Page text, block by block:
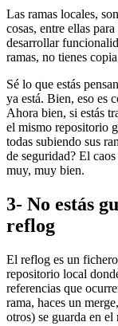
Las ramas locales,
cosas, entre ellas
desarrollar
ramas, no tienes
Sé lo que estás
ya está. Bien, eso es
Ahora bien, si estás
el mismo repositorio
todas subiendo sus
de seguridad? El
muy, muy bien.
3- No estás
reflog
El reflog es un
repositorio local
referencias que
rama, haces un
otros) se guarda en